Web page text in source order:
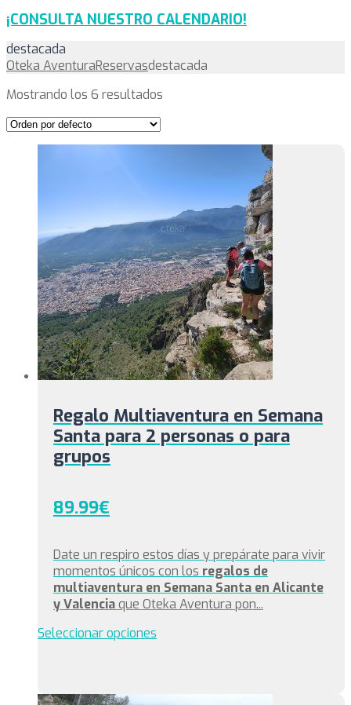
¡CONSULTA NUESTRO CALENDARIO!
destacada
Oteka AventuraReservasdestacada
Mostrando los 6 resultados
Regalo Multiaventura en Semana
Santa para 2 personas o para
grupos
89.99€
Date un respiro estos días y prepárate para vivir
momentos únicos con los regalos de
multiaventura en Semana Santa en Alicante
y Valenciaque Oteka Aventura pon...
Seleccionar opciones